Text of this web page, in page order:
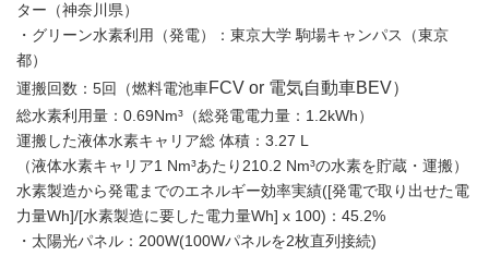
ター（神奈川県）
・グリーン水素利用（発電）：東京大学 駒場キャンパス（東京
都）
運搬回数：5回（燃料電池車FCV or 電気自動車BEV）
総水素利用量：0.69Nm³（総発電電力量：1.2kWh）
運搬した液体水素キャリア総 体積：3.27 L
（液体水素キャリア1 Nm³あたり210.2 Nm³の水素を貯蔵・運搬）
水素製造から発電までのエネルギー効率実績([発電で取り出せた電
力量Wh]/[水素製造に要した電力量Wh] x 100)：45.2%
・太陽光パネル：200W(100Wパネルを2枚直列接続)